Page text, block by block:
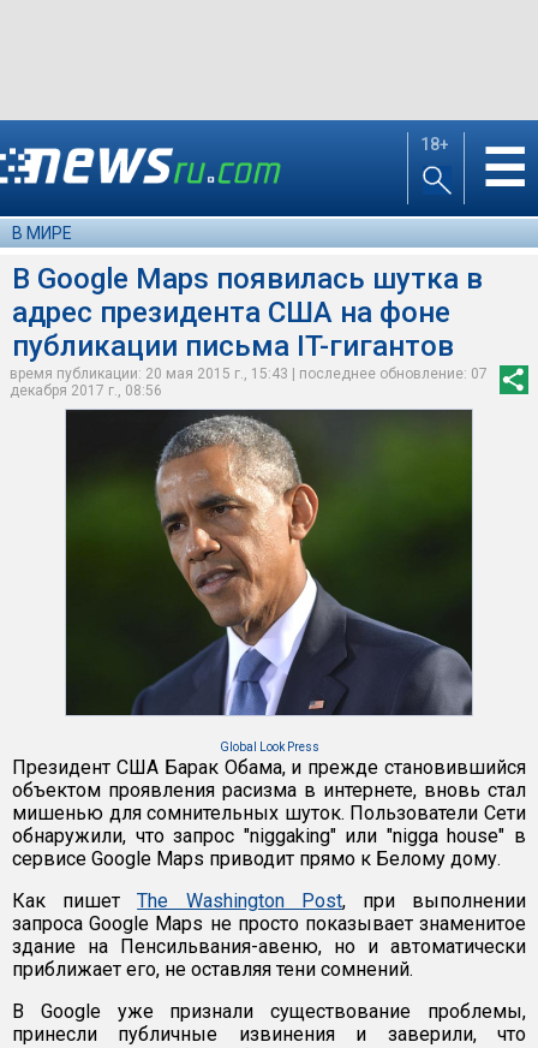
18+ ☰
В МИРЕ
В Google Maps появилась шутка в
адрес президента США на фоне
публикации письма IT-гигантов
время публикации: 20 мая 2015 г., 15:43 | последнее обновление: 07
декабря 2017 г., 08:56
Global Look Press
Президент США Барак Обама, и прежде становившийся
объектом проявления расизма в интернете, вновь стал
мишенью для сомнительных шуток. Пользователи Сети
обнаружили, что запрос "niggaking" или "nigga house" в
сервисе Google Maps приводит прямо к Белому дому.
Как пишетThe Washington Post, при выполнении
запроса Google Maps не просто показывает знаменитое
здание на Пенсильвания-авеню, но и автоматически
приближает его, не оставляя тени сомнений.
В Google уже признали существование проблемы,
принесли публичные извинения и заверили, что